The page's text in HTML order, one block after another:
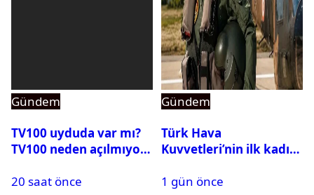
Gündem
TV100 uyduda var mı?
TV100 neden açılmıyor?
20 saat önce
Gündem
Türk Hava
Kuvvetleri’nin ilk kadın
Karapınar hakkında
1 gün önce